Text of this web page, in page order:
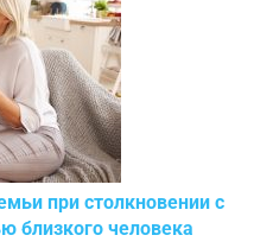
при столкновении с
близкого человека